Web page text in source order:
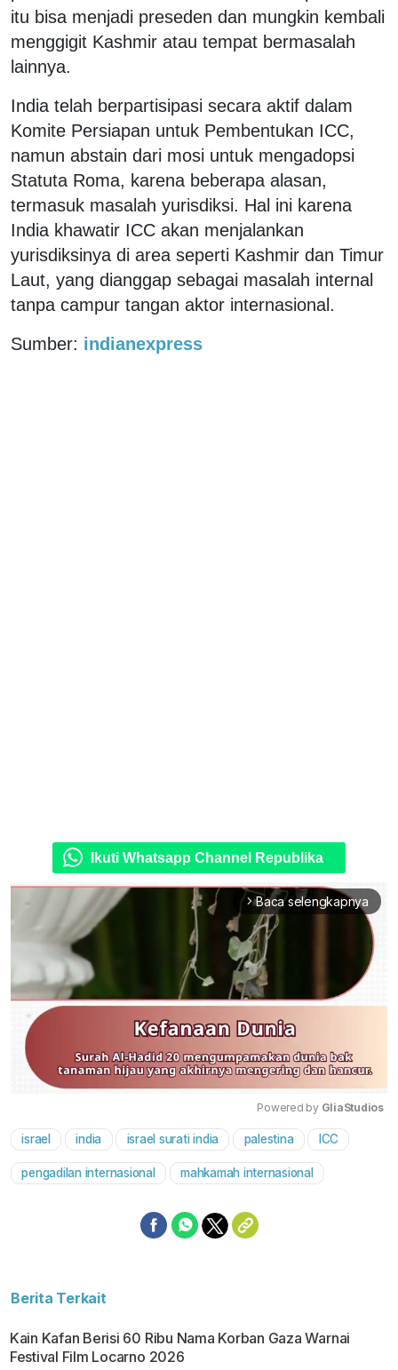
itu bisa menjadi preseden dan mungkin kembali
menggigit Kashmir atau tempat bermasalah
lainnya.
India telah berpartisipasi secara aktif dalam
Komite Persiapan untuk Pembentukan ICC,
namun abstain dari mosi untuk mengadopsi
Statuta Roma, karena beberapa alasan,
termasuk masalah yurisdiksi. Hal ini karena
India khawatir ICC akan menjalankan
yurisdiksinya di area seperti Kashmir dan Timur
Laut, yang dianggap sebagai masalah internal
tanpa campur tangan aktor internasional.
Sumber: indianexpress
Ikuti Whatsapp Channel Republika
arrow_forward_ios Baca selengkapnya
Mute
Powered by GliaStudios
israel india israel surati india palestina ICC
pengadilan internasional mahkamah internasional
Berita Terkait
Kain Kafan Berisi 60 Ribu Nama Korban Gaza Warnai
Festival Film Locarno 2026